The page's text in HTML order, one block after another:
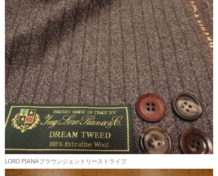
LORO PIANAブラウンジェントリーストライプ